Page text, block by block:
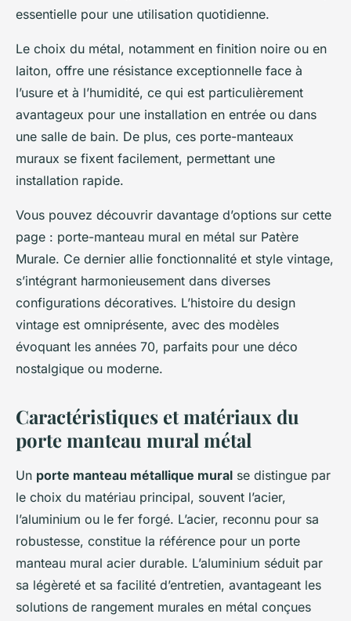
essentielle pour une utilisation quotidienne.
Le choix du métal, notamment en finition noire ou en
laiton, offre une résistance exceptionnelle face à
l’usure et à l’humidité, ce qui est particulièrement
avantageux pour une installation en entrée ou dans
une salle de bain. De plus, ces porte-manteaux
muraux se fixent facilement, permettant une
installation rapide.
Vous pouvez découvrir davantage d’options sur cette
page : porte-manteau mural en métal sur Patère
Murale. Ce dernier allie fonctionnalité et style vintage,
s’intégrant harmonieusement dans diverses
configurations décoratives. L’histoire du design
vintage est omniprésente, avec des modèles
évoquant les années 70, parfaits pour une déco
nostalgique ou moderne.
Caractéristiques et matériaux du
porte manteau mural métal
Un porte manteau métallique mural se distingue par
le choix du matériau principal, souvent l’acier,
l’aluminium ou le fer forgé. L’acier, reconnu pour sa
robustesse, constitue la référence pour un porte
manteau mural acier durable. L’aluminium séduit par
sa légèreté et sa facilité d’entretien, avantageant les
solutions de rangement murales en métal conçues